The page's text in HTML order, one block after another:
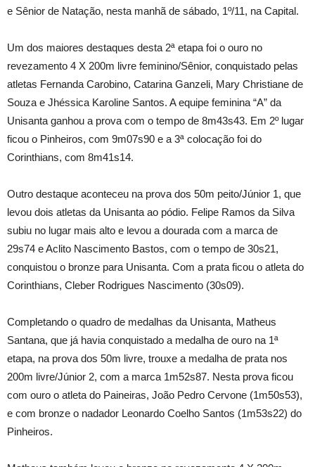
e Sênior de Natação, nesta manhã de sábado, 1º/11, na Capital.
Um dos maiores destaques desta 2ª etapa foi o ouro no
revezamento 4 X 200m livre feminino/Sênior, conquistado pelas
atletas Fernanda Carobino, Catarina Ganzeli, Mary Christiane de
Souza e Jhéssica Karoline Santos. A equipe feminina “A” da
Unisanta ganhou a prova com o tempo de 8m43s43. Em 2º lugar
ficou o Pinheiros, com 9m07s90 e a 3ª colocação foi do
Corinthians, com 8m41s14.
Outro destaque aconteceu na prova dos 50m peito/Júnior 1, que
levou dois atletas da Unisanta ao pódio. Felipe Ramos da Silva
subiu no lugar mais alto e levou a dourada com a marca de
29s74 e Aclito Nascimento Bastos, com o tempo de 30s21,
conquistou o bronze para Unisanta. Com a prata ficou o atleta do
Corinthians, Cleber Rodrigues Nascimento (30s09).
Completando o quadro de medalhas da Unisanta, Matheus
Santana, que já havia conquistado a medalha de ouro na 1ª
etapa, na prova dos 50m livre, trouxe a medalha de prata nos
200m livre/Júnior 2, com a marca 1m52s87. Nesta prova ficou
com ouro o atleta do Paineiras, João Pedro Cervone (1m50s53),
e com bronze o nadador Leonardo Coelho Santos (1m53s22) do
Pinheiros.